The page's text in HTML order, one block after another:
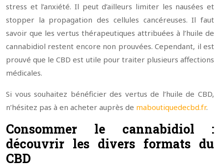
stress et l’anxiété. Il peut d’ailleurs limiter les nausées et
stopper la propagation des cellules cancéreuses. Il faut
savoir que les vertus thérapeutiques attribuées à l’huile de
cannabidiol restent encore non prouvées. Cependant, il est
prouvé que le CBD est utile pour traiter plusieurs affections
médicales.
Si vous souhaitez bénéficier des vertus de l’huile de CBD,
n’hésitez pas à en acheter auprès de maboutiquedecbd.fr.
Consommer le cannabidiol :
découvrir les divers formats du
CBD